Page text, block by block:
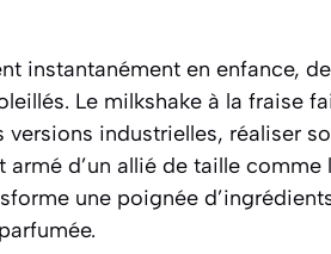
instantanément en enfance,
Le milkshake à la fraise
industrielles, réaliser
d’un allié de taille comme
une poignée